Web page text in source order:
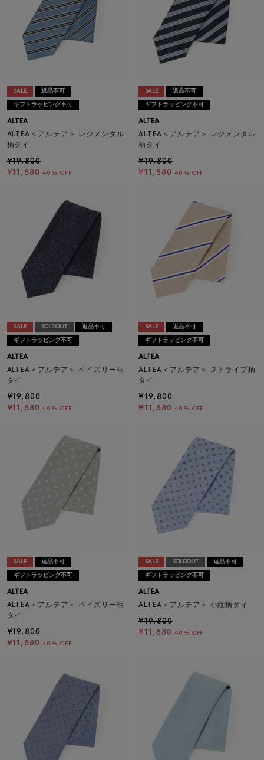
SALE 返品不可
ギフトラッピング不可
ALTEA
ALTEA＜アルテア＞ レジメンタル
柄タイ
¥19,800
¥11,880 40% OFF
SALE 返品不可
ギフトラッピング不可
ALTEA
ALTEA＜アルテア＞ レジメンタル
柄タイ
¥19,800
¥11,880 40% OFF
SALE SOLDOUT 返品不可
ギフトラッピング不可
ALTEA
ALTEA＜アルテア＞ ペイズリー柄
タイ
¥19,800
¥11,880 40% OFF
SALE 返品不可
ギフトラッピング不可
ALTEA
ALTEA＜アルテア＞ ストライプ柄
タイ
¥19,800
¥11,880 40% OFF
SALE 返品不可
ギフトラッピング不可
ALTEA
ALTEA＜アルテア＞ ペイズリー柄
タイ
¥19,800
¥11,880 40% OFF
SALE SOLDOUT 返品不可
ギフトラッピング不可
ALTEA
ALTEA＜アルテア＞ 小紋柄タイ
¥19,800
¥11,880 40% OFF